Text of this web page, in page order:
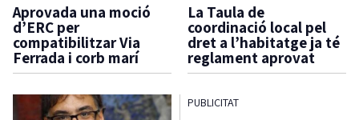
PUBLICITAT
Aprovada una moció
d’ERC per
compatibilitzar Via
Ferrada i corb marí
La Taula de
coordinació local pel
dret a l’habitatge ja té
reglament aprovat